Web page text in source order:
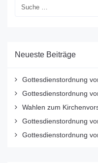
Neueste Beiträge
Gottesdienstordnung
Gottesdienstordnung
Wahlen zum
Gottesdienstordnung
Gottesdienstordnung